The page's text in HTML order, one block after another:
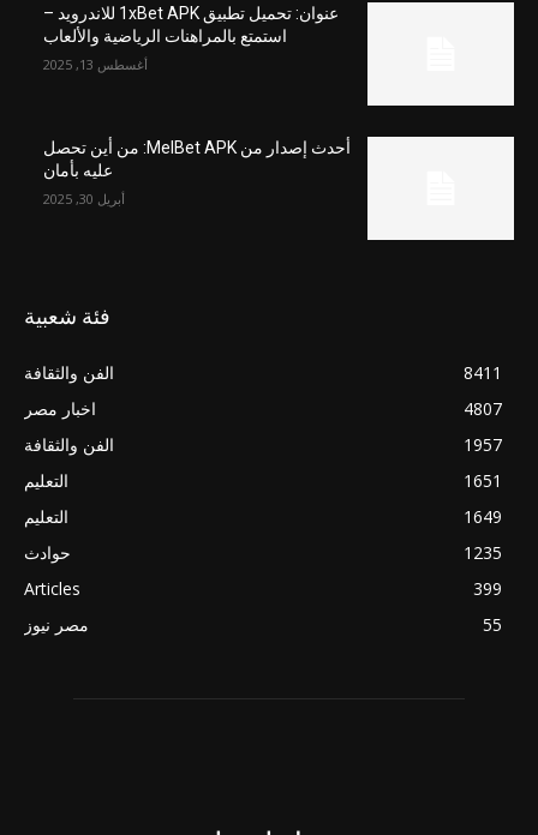
عنوان: تحميل تطبيق 1xBet APK للاندرويد –
استمتع بالمراهنات الرياضية والألعاب
أغسطس 13, 2025
أحدث إصدار من MelBet APK: من أين تحصل
عليه بأمان
أبريل 30, 2025
فئة شعبية
الفن والثقافة
8411
اخبار مصر
4807
الفن والثقافة
1957
التعليم
1651
التعليم
1649
حوادث
1235
Articles
399
مصر نيوز
55